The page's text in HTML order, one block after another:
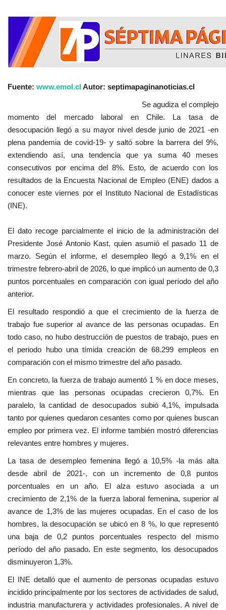
Fuente: www.emol.clAutor: septimapaginanoticias.cl
Se agudiza el complejo
momento del mercado laboral en Chile. La tasa de
desocupación llegó a su mayor nivel desde junio de 2021 -en
plena pandemia de covid-19- y saltó sobre la barrera del 9%,
extendiendo así, una tendencia que ya suma 40 meses
consecutivos por encima del 8%. Esto, de acuerdo con los
resultados de la Encuesta Nacional de Empleo (ENE) dados a
conocer este viernes por el Instituto Nacional de Estadísticas
(INE).
El dato recoge parcialmente el inicio de la administración del
Presidente José Antonio Kast, quien asumió el pasado 11 de
marzo. Según el informe, el desempleo llegó a 9,1% en el
trimestre febrero-abril de 2026, lo que implicó un aumento de 0,3
puntos porcentuales en comparación con igual período del año
anterior.
El resultado respondió a que el crecimiento de la fuerza de
trabajo fue superior al avance de las personas ocupadas. En
todo caso, no hubo destrucción de puestos de trabajo, pues en
el periodo hubo una tímida creación de 68.299 empleos en
comparación con el mismo trimestre del año pasado.
En concreto, la fuerza de trabajo aumentó 1 % en doce meses,
mientras que las personas ocupadas crecieron 0,7%. En
paralelo, la cantidad de desocupados subió 4,1%, impulsada
tanto por quienes quedaron cesantes como por quienes buscan
empleo por primera vez. El informe también mostró diferencias
relevantes entre hombres y mujeres.
La tasa de desempleo femenina llegó a 10,5% -la más alta
desde abril de 2021-, con un incremento de 0,8 puntos
porcentuales en un año. El alza estuvo asociada a un
crecimiento de 2,1% de la fuerza laboral femenina, superior al
avance de 1,3% de las mujeres ocupadas. En el caso de los
hombres, la desocupación se ubicó en 8 %, lo que representó
una baja de 0,2 puntos porcentuales respecto del mismo
período del año pasado. En este segmento, los desocupados
disminuyeron 1,3%.
El INE detalló que el aumento de personas ocupadas estuvo
incidido principalmente por los sectores de actividades de salud,
industria manufacturera y actividades profesionales. A nivel de